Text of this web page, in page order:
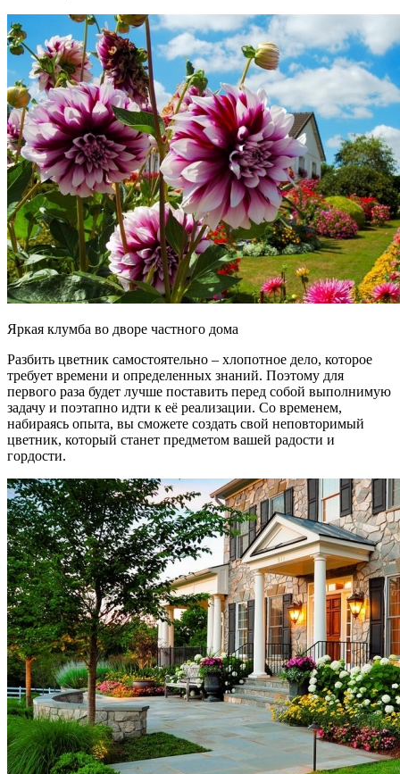
Яркая клумба во дворе частного дома
Разбить цветник самостоятельно – хлопотное дело, которое
требует времени и определенных знаний. Поэтому для
первого раза будет лучше поставить перед собой выполнимую
задачу и поэтапно идти к её реализации. Со временем,
набираясь опыта, вы сможете создать свой неповторимый
цветник, который станет предметом вашей радости и
гордости.